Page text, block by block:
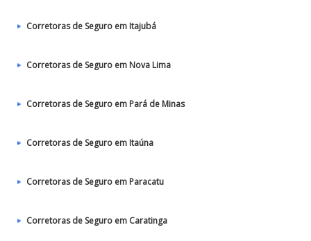
Corretoras de Seguro em Itajubá
Corretoras de Seguro em Nova Lima
Corretoras de Seguro em Pará de Minas
Corretoras de Seguro em Itaúna
Corretoras de Seguro em Paracatu
Corretoras de Seguro em Caratinga